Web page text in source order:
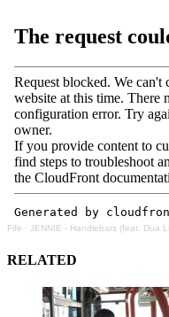
Fife · JENNIE - Handlebars (feat. Dua
RELATED